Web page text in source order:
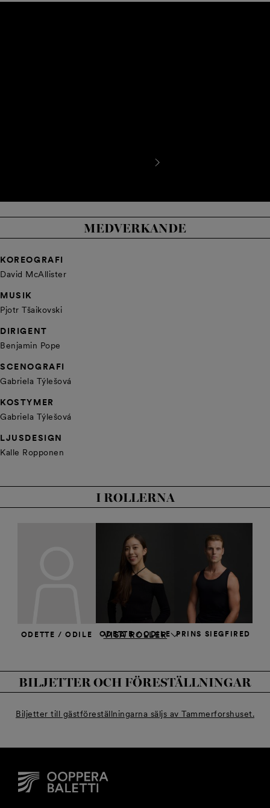
MEDVERKANDE
KOREOGRAFI
David McAllister
MUSIK
Pjotr Tšaikovski
DIRIGENT
Benjamin Pope
SCENOGRAFI
Gabriela Týlešová
KOSTYMER
Gabriela Týlešová
LJUSDESIGN
Kalle Ropponen
I ROLLERNA
VISA ROLLER
ODETTE / ODILE ODETTE / ODILE PRINS SIEGFIRED
Florian Modan
BILJETTER OCH FÖRESTÄLLNINGAR
Biljetter till gästföreställningarna säljs av Tammerforshuset.